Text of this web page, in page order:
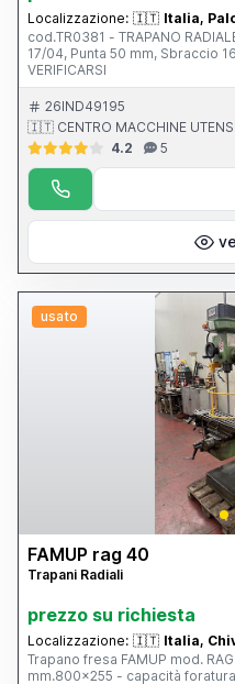
Localizzazione: 🇮🇹 Italia,
cod.TR0381 - TRAPANO
17/04, Punta 50 mm, Sbraccio 1600 mm, DATI NON IMPEGNATIVI DA
VERIFICARSI
26IND49195
🇮🇹 CENTRO MACCHINE
4.2
5
usato
FAMUP rag 40
Trapani Radiali
prezzo su richiesta
Localizzazione: 🇮🇹 Italia,
Trapano fresa FAMUP mod.
mm.800x255 - capacità